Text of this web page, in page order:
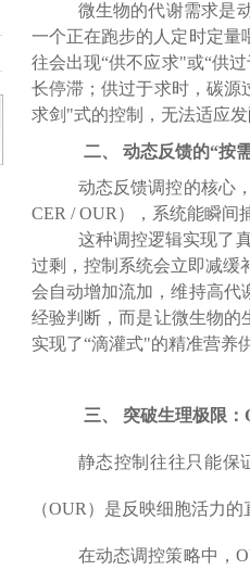
微生物的代谢需求是
一个正在跑步的人定时定量
往会出现“供不应求"或“供
长停滞；供过于求时，碳源
求剑"式的控制，无法适应
二、
动态反馈的“按
动态反馈调控的核心
CER / OUR），系统能瞬间
这种调控逻辑实现了
过剩，控制系统会立即减缓
会自动增加流加，维持高代
经验判断，而是让微生物的
实现了“滴灌式"的精准营养
三、 突破生理极限：
静态控制往往只能保
（OUR）是反映细胞活力
在动态调控策略中，